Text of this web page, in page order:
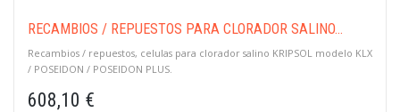
RECAMBIOS / REPUESTOS PARA CLORADOR SALINO...
Recambios / repuestos, celulas para clorador salino KRIPSOL modelo KLX
/ POSEIDON / POSEIDON PLUS.
608,10 €